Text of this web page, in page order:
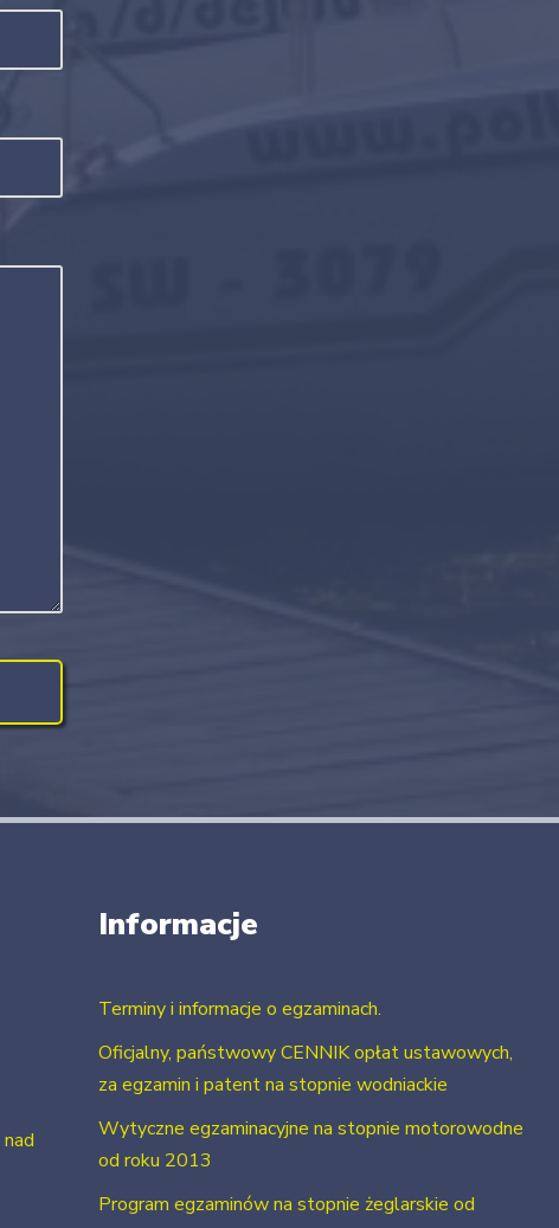
Informacje
Terminy i informacje o egzaminach.
Oficjalny, państwowy CENNIK opłat ustawowych,
za egzamin i patent na stopnie wodniackie
Wytyczne egzaminacyjne na stopnie motorowodne
od roku 2013
Program egzaminów na stopnie żeglarskie od